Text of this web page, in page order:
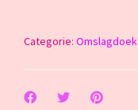
Categorie: Omslagdoek